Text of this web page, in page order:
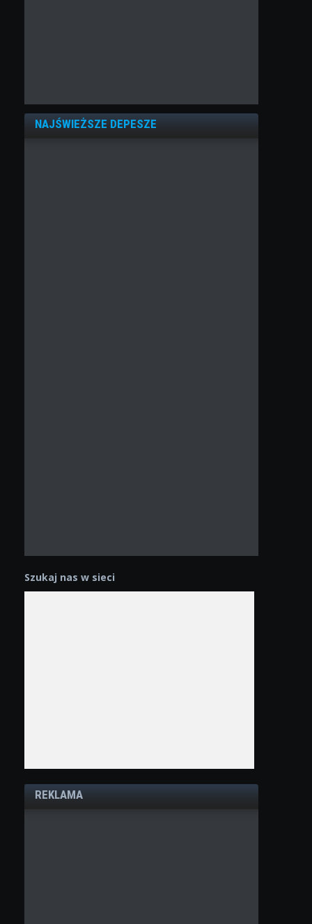
NAJŚWIEŻSZE DEPESZE
Szukaj nas w sieci
REKLAMA